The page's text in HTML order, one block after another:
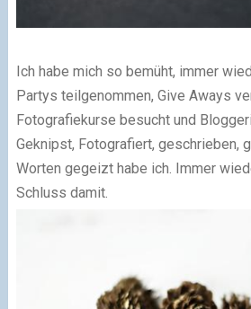
Ich habe mich so bemüht, immer
Partys teilgenommen, Give Aways
Fotografiekurse besucht und
Geknipst, Fotografiert, geschrieben,
Worten gegeizt habe ich. Immer
Schluss damit.